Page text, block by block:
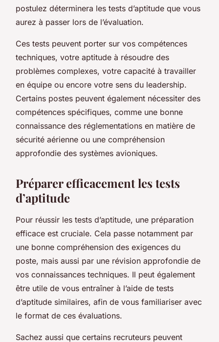
postulez déterminera les tests d’aptitude que vous
aurez à passer lors de l’évaluation.
Ces tests peuvent porter sur vos compétences
techniques, votre aptitude à résoudre des
problèmes complexes, votre capacité à travailler
en équipe ou encore votre sens du leadership.
Certains postes peuvent également nécessiter des
compétences spécifiques, comme une bonne
connaissance des réglementations en matière de
sécurité aérienne ou une compréhension
approfondie des systèmes avioniques.
Préparer efficacement les tests
d’aptitude
Pour réussir les tests d’aptitude, une préparation
efficace est cruciale. Cela passe notamment par
une bonne compréhension des exigences du
poste, mais aussi par une révision approfondie de
vos connaissances techniques. Il peut également
être utile de vous entraîner à l’aide de tests
d’aptitude similaires, afin de vous familiariser avec
le format de ces évaluations.
Sachez aussi que certains recruteurs peuvent